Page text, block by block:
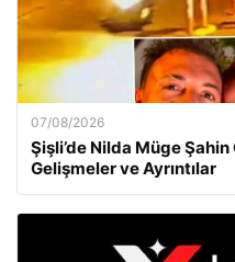
07/08/2026
Şişli’de Nilda Müge
Gelişmeler ve Ayrıntılar